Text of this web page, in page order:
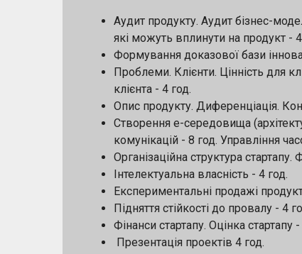
Аудит продукту. Аудит бізнес-
які можуть вплинути на продукт -
Формування доказової бази
Проблеми. Клієнти. Цінність для
клієнта - 4 год.
Опис продукту. Диференціація.
Створення е-середовища
комунікацій - 8 год. Управління
Організаційна структура
Інтелектуальна власність - 4 год.
Експериментальні продажі
Підняття стійкості до провалу - 4
Фінанси стартапу. Оцінка стартапу
Презентація проектів 4 год.